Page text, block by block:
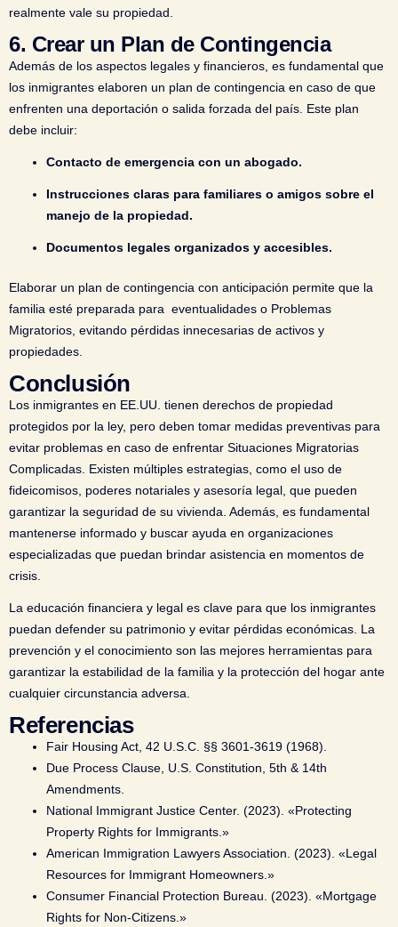
realmente vale su propiedad.
6. Crear un Plan de Contingencia
Además de los aspectos legales y financieros, es fundamental que
los inmigrantes elaboren un plan de contingencia en caso de que
enfrenten una deportación o salida forzada del país. Este plan
debe incluir:
Contacto de emergencia con un abogado.
Instrucciones claras para familiares o amigos sobre el
manejo de la propiedad.
Documentos legales organizados y accesibles.
Elaborar un plan de contingencia con anticipación permite que la
familia esté preparada para eventualidades o Problemas
Migratorios, evitando pérdidas innecesarias de activos y
propiedades.
Conclusión
Los inmigrantes en EE.UU. tienen derechos de propiedad
protegidos por la ley, pero deben tomar medidas preventivas para
evitar problemas en caso de enfrentar Situaciones Migratorias
Complicadas. Existen múltiples estrategias, como el uso de
fideicomisos, poderes notariales y asesoría legal, que pueden
garantizar la seguridad de su vivienda. Además, es fundamental
mantenerse informado y buscar ayuda en organizaciones
especializadas que puedan brindar asistencia en momentos de
crisis.
La educación financiera y legal es clave para que los inmigrantes
puedan defender su patrimonio y evitar pérdidas económicas. La
prevención y el conocimiento son las mejores herramientas para
garantizar la estabilidad de la familia y la protección del hogar ante
cualquier circunstancia adversa.
Referencias
Fair Housing Act, 42 U.S.C. §§ 3601-3619 (1968).
Due Process Clause, U.S. Constitution, 5th & 14th
Amendments.
National Immigrant Justice Center. (2023). «Protecting
Property Rights for Immigrants.»
American Immigration Lawyers Association. (2023). «Legal
Resources for Immigrant Homeowners.»
Consumer Financial Protection Bureau. (2023). «Mortgage
Rights for Non-Citizens.»